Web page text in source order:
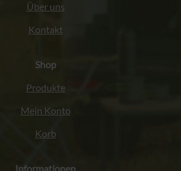
Über uns
Kontakt
Shop
Produkte
Mein Konto
Korb
Informationen